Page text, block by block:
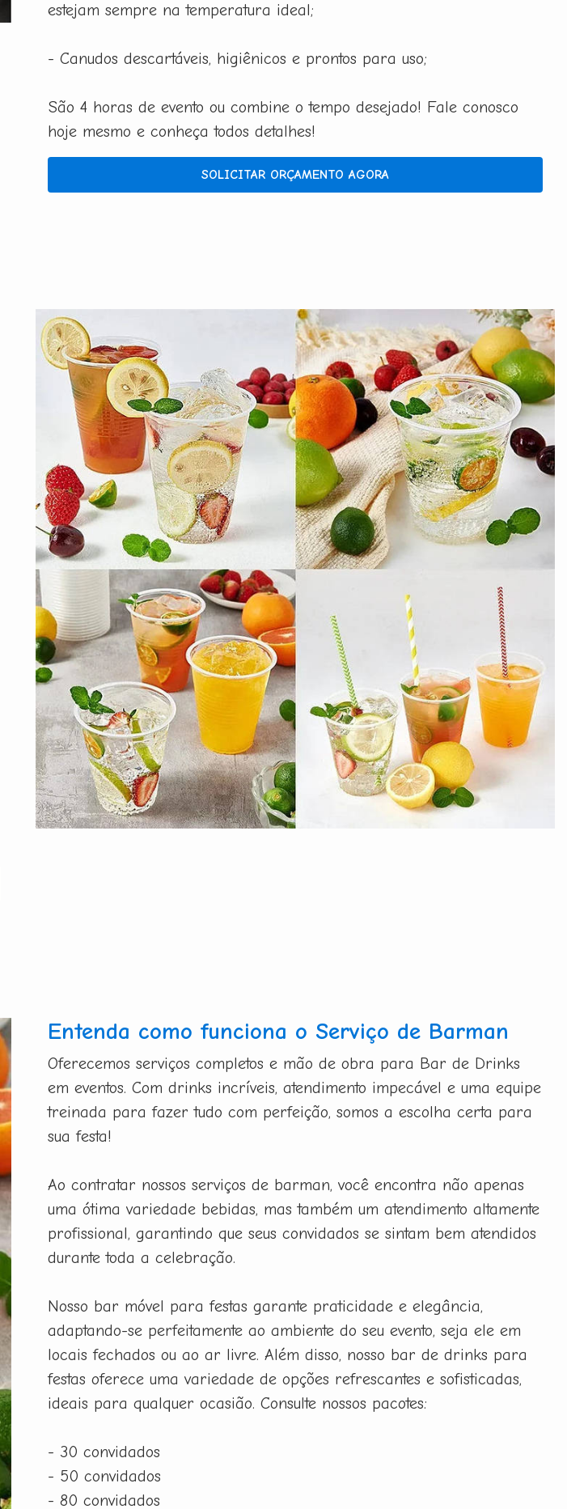
estejam sempre na temperatura ideal;
- Canudos descartáveis, higiênicos e prontos para uso;
São 4 horas de evento ou combine o tempo desejado! Fale conosco
hoje mesmo e conheça todos detalhes!
SOLICITAR ORÇAMENTO AGORA
Entenda como funciona o Serviço de Barman
Oferecemos serviços completos e mão de obra para Bar de Drinks
em eventos. Com drinks incríveis, atendimento impecável e uma equipe
treinada para fazer tudo com perfeição, somos a escolha certa para
sua festa!
Ao contratar nossos serviços de barman, você encontra não apenas
uma ótima variedade bebidas, mas também um atendimento altamente
profissional, garantindo que seus convidados se sintam bem atendidos
durante toda a celebração.
Nosso bar móvel para festas garante praticidade e elegância,
adaptando-se perfeitamente ao ambiente do seu evento, seja ele em
locais fechados ou ao ar livre. Além disso, nosso bar de drinks para
festas oferece uma variedade de opções refrescantes e sofisticadas,
ideais para qualquer ocasião. Consulte nossos pacotes:
- 30 convidados
- 50 convidados
- 80 convidados